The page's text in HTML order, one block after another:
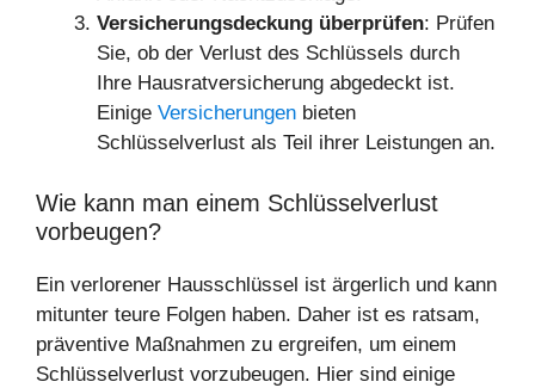
Versicherungsdeckung überprüfen: Prüfen
Sie, ob der Verlust des Schlüssels durch
Ihre Hausratversicherung abgedeckt ist.
Einige Versicherungen bieten
Schlüsselverlust als Teil ihrer Leistungen an.
Wie kann man einem Schlüsselverlust
vorbeugen?
Ein verlorener Hausschlüssel ist ärgerlich und kann
mitunter teure Folgen haben. Daher ist es ratsam,
präventive Maßnahmen zu ergreifen, um einem
Schlüsselverlust vorzubeugen. Hier sind einige